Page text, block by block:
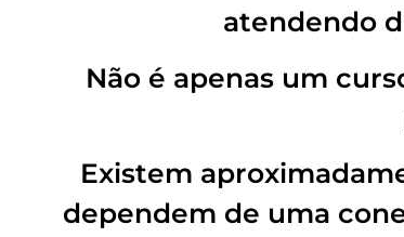
atendendo
Não é apenas um
Existem
dependem de uma